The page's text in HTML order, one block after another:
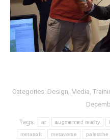
Categories: Design Media
Tags: ar augmented reality
metasoft metaverse palestine